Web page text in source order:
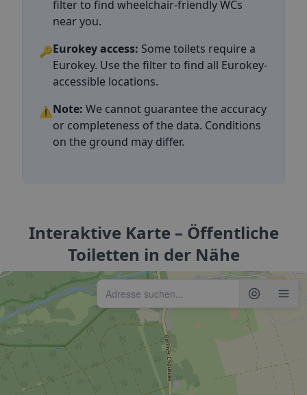
filter to find wheelchair-friendly WCs
near you.
🔑Eurokey access: Some toilets require a
Eurokey. Use the filter to find all Eurokey-
accessible locations.
⚠️Note: We cannot guarantee the accuracy
or completeness of the data. Conditions
on the ground may differ.
Interaktive Karte – Öffentliche
Toiletten in der Nähe